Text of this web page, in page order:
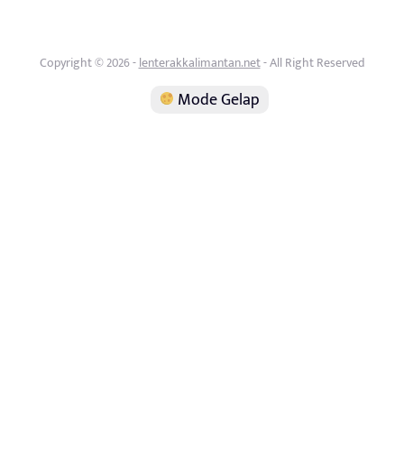
Copyright © 2026 -lenterakkalimantan.net- All Right Reserved
Mode Gelap